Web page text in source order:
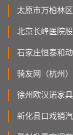
太原市万柏林
北京长峰医院
石家庄恒泰和
骑友网（杭州
徐州欧汉诺家
新化县口戏销